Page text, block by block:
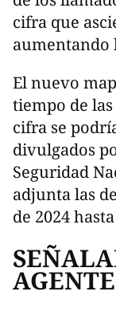
cifra que
aumentando
El nuevo
tiempo de
cifra se
divulgados
Seguridad
adjunta las
de 2024